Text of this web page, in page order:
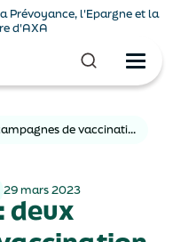
Prévoyance, l'Epargne et la
d'AXA
Covid-19 : deux campagnes de vaccination recommandées par la Haute Autorité de Santé
29 mars 2023
deux